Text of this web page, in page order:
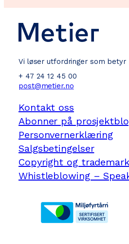
Vi løser utfordringer som betyr
+ 47 24 12 45 00
post@metier.no
Kontakt oss
Abonner på
Personvernerklæring
Salgsbetingelser
Copyright og
Whistleblowing –